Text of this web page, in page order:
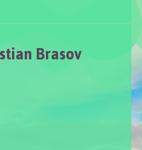
Brasov